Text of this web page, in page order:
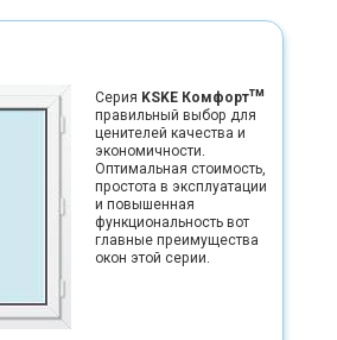
Серия KSKE Комфорттм
правильный выбор для
ценителей качества и
экономичности.
Оптимальная стоимость,
простота в эксплуатации
и повышенная
функциональность вот
главные преимущества
окон этой серии.